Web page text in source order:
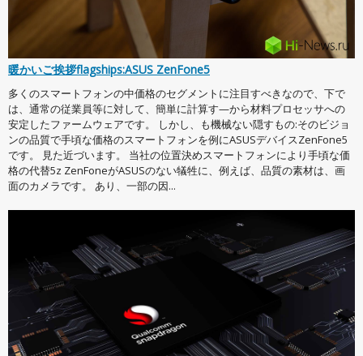
暖かいご挨拶flagships:ASUS ZenFone5
多くのスマートフォンの中価格のセグメントに注目すべきなので、下で
は、通常の従業員等に対して、簡単に計算す—から材料プロセッサへの
安定したファームウェアです。 しかし、も機械ない隠すもの:そのビジョ
ンの品質で手頃な価格のスマートフォンを例にASUSデバイスZenFone5
です。 見た近づいます。 当社の位置決めスマートフォンにより手頃な価
格の代替5z ZenFoneがASUSのない犠牲に、例えば、品質の素材は、画
面のカメラです。 あり、一部の因...